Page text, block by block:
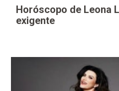
Horóscopo de Leona
exigente